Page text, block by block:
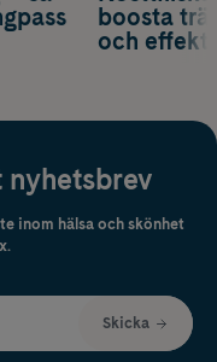
boosta
och
nyhetsbrev
inom hälsa och skönhet
Skicka